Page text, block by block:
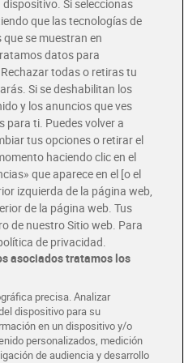
a 100€
Eats
tu tienda más cercana
CADA DIA
TIENDA DIA CORPORATE
Si seleccionas
que las tecnologías de
se muestran en
datos para
todas o retiras tu
Si se deshabilitan los
y los anuncios que ves
para ti. Puedes volver a
tus opciones o retirar el
haciendo clic en el
que aparece en el [o el
izquierda de la página web,
de la página web. Tus
de nuestro Sitio web. Para
de privacidad.
asociados tratamos los
precisa. Analizar
dispositivo para su
en un dispositivo y/o
personalizados, medición
de audiencia y desarrollo